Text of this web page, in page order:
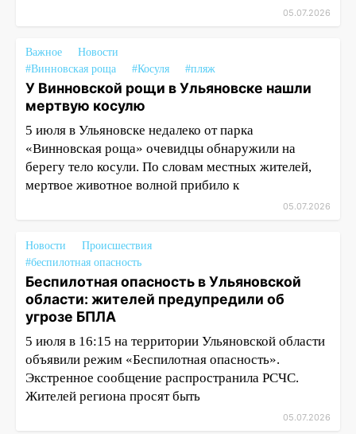
05.07.2026
Важное
Новости
#Винновская роща
#Косуля #пляж
У Винновской рощи в Ульяновске нашли
мертвую косулю
5 июля в Ульяновске недалеко от парка
«Винновская роща» очевидцы обнаружили на
берегу тело косули. По словам местных жителей,
мертвое животное волной прибило к
05.07.2026
Новости
Происшествия
#беспилотная опасность
Беспилотная опасность в Ульяновской
области: жителей предупредили об
угрозе БПЛА
5 июля в 16:15 на территории Ульяновской области
объявили режим «Беспилотная опасность».
Экстренное сообщение распространила РСЧС.
Жителей региона просят быть
05.07.2026